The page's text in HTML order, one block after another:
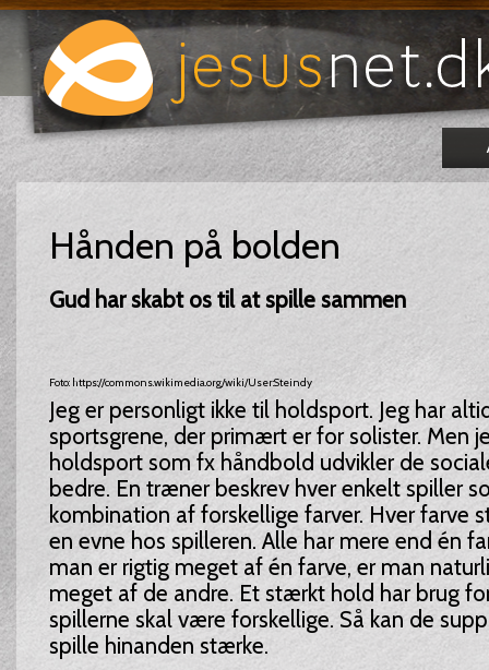
Hånden på bolden
Gud har skabt os til at spille sammen
Foto: https://commons.wikimedia.org/wiki/User:Steindy
Jeg er personligt ikke til holdsport. Jeg har
sportsgrene, der primært er for solister. Men
holdsport som fx håndbold udvikler de
bedre. En træner beskrev hver enkelt spiller
kombination af forskellige farver. Hver farve
en evne hos spilleren. Alle har mere end én
man er rigtig meget af én farve, er man
meget af de andre. Et stærkt hold har brug
spillerne skal være forskellige. Så kan de
spille hinanden stærke.